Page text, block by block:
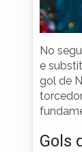
No
e
gol de
Gols